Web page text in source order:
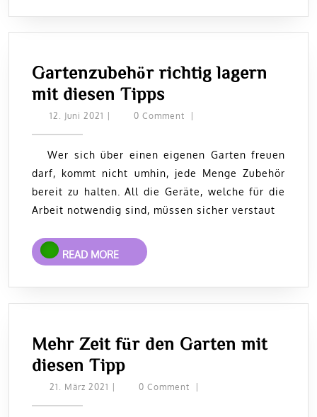
Gartenzubehör richtig lagern
mit diesen Tipps
richtig
mit
diesen
Tipps
12. Juni 2021 12.
0 Comment
Wer sich über einen eigenen Garten freuen
darf, kommt nicht umhin, jede Menge Zubehör
bereit zu halten. All die Geräte, welche für die
Arbeit notwendig sind, müssen sicher verstaut
READ MORE
READ
MORE
Mehr Zeit für den Garten mit
diesen TippMehr
Zeit
21. März 2021 21.| 0 Comment |